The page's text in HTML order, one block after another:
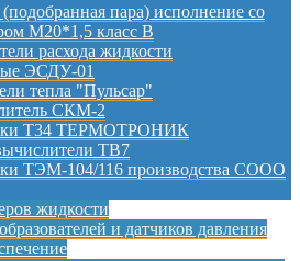
пара) исполнение со
М20*1,5 класс B
расхода жидкости
ЭСДУ-01
тепла "Пульсар"
СКМ-2
Т34 ТЕРМОТРОНИК
ТВ7
ТЭМ-104/116 производства СООО
жидкости
и датчиков давления